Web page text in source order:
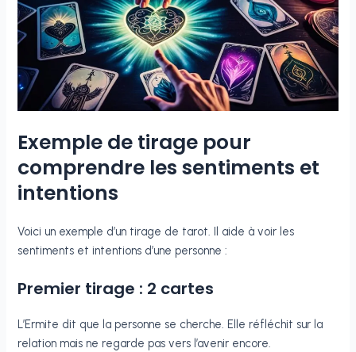
Exemple de tirage pour
comprendre les sentiments et
intentions
Voici un exemple d’un tirage de tarot. Il aide à voir les
sentiments et intentions d’une personne :
Premier tirage : 2 cartes
L’Ermite dit que la personne se cherche. Elle réfléchit sur la
relation mais ne regarde pas vers l’avenir encore.